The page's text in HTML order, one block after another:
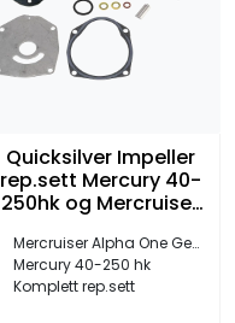
Quicksilver Impeller
rep.sett Mercury 40-
250hk og Mercruiser
Mercruiser Alpha One Gen 2
Mercury 40-250 hk
Komplett rep.sett